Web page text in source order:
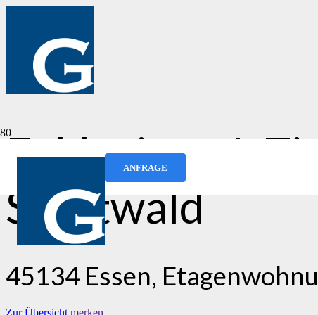
ANFRAGE
Exklusives 1-
Stadtwald
45134 Essen,